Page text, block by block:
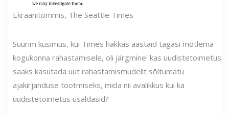
Ekraanitõmmis, The Seattle Times
Suurim küsimus, kui Times hakkas aastaid tagasi mõtlema
kogukonna rahastamisele, oli järgmine: kas uudistetoimetus
saaks kasutada uut rahastamismudelit sõltumatu
ajakirjanduse tootmiseks, mida nii avalikkus kui ka
uudistetoimetus usaldasid?